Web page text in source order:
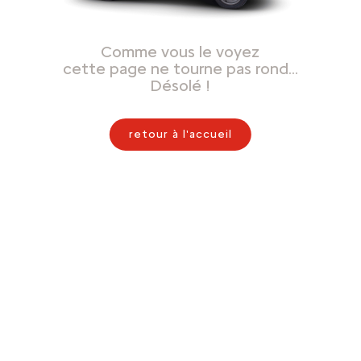
Comme vous le voyez
cette page ne tourne pas rond…
Désolé !
retour à l'accueil